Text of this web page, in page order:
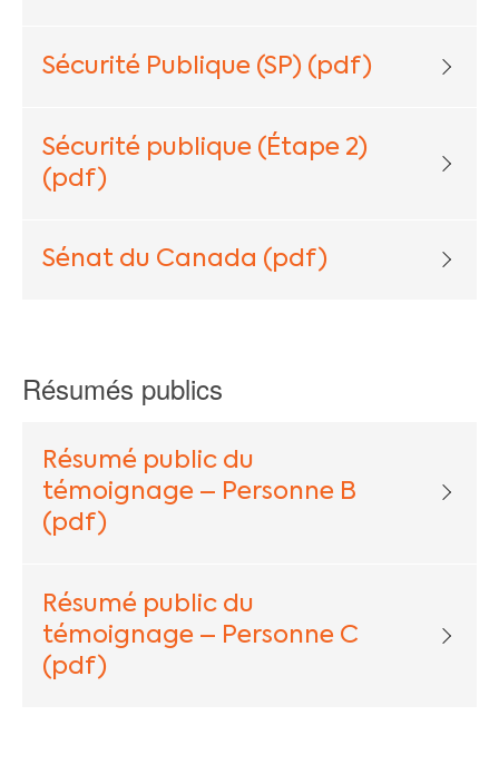
Sécurité Publique (SP) (pdf)
Sécurité publique (Étape 2)
(pdf)
Sénat du Canada (pdf)
Résumés publics
Résumé public du
témoignage – Personne B
(pdf)
Résumé public du
témoignage – Personne C
(pdf)